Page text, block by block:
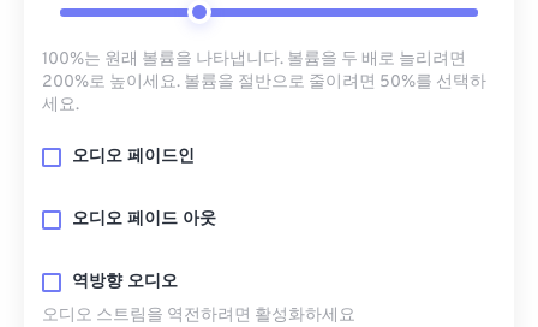
100%는 원래 볼륨을 나타냅니다. 볼륨을 두 배로 늘리려면
200%로 높이세요. 볼륨을 절반으로 줄이려면 50%를 선택하
세요.
오디오 페이드인
오디오 페이드 아웃
역방향 오디오
오디오 스트림을 역전하려면 활성화하세요